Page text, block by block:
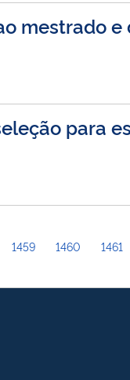
mestrado
para
1459 1460 1461